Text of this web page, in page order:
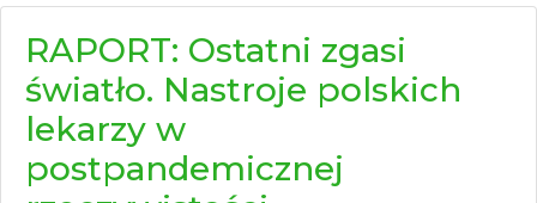
RAPORT: Ostatni zgasi
światło. Nastroje polskich
lekarzy w
postpandemicznej